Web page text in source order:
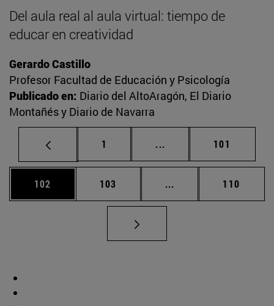
Del aula real al aula virtual: tiempo de
educar en creatividad
Gerardo Castillo
Profesor Facultad de Educación y Psicología
Publicado en: Diario del AltoAragón, El Diario
Montañés y Diario de Navarra
Página
1 ... Páginas intermedias
Página
101
Página
102 Página
103 ... Páginas intermedias
Página
110